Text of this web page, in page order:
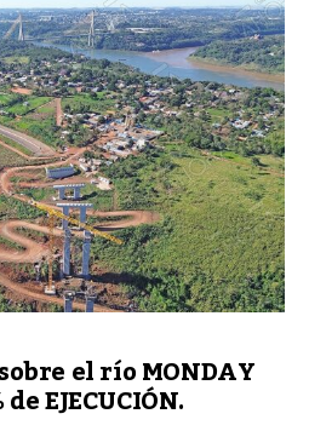
el río MONDAY
EJECUCIÓN.